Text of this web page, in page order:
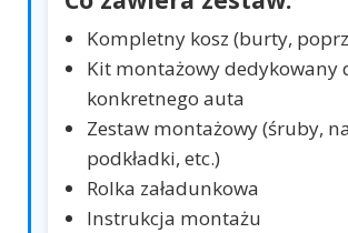
Kompletny kosz (burty,
Kit montażowy dedykowany
konkretnego auta
Zestaw montażowy (śruby,
podkładki, etc.)
Rolka załadunkowa
Instrukcja montażu